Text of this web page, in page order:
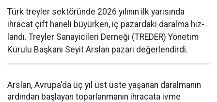
Türk treyler sektöründe 2026 yılının ilk yarısın­da
ihracat çift haneli bü­yürken, iç pazardaki daralma hız­
landı. Treyler Sanayicileri Der­neği (TREDER) Yönetim
Kurulu Başkanı Seyit Arslan pazarı değerlendirdi.
Arslan, Avrupa'da üç yıl üst üste yaşanan daralma­nın
ardından başlayan toparlan­manın ihracata ivme